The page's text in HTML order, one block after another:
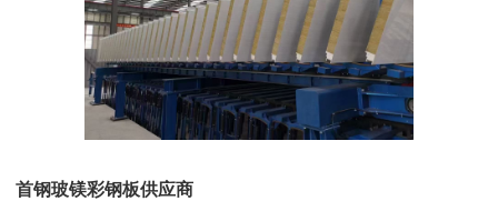
首钢玻镁彩钢板供应商